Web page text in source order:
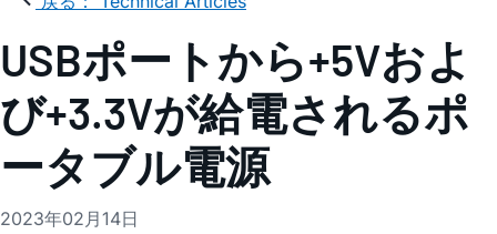
USBポートから+5Vおよ
び+3.3Vが給電されるポ
ータブル電源
2023年02月14日